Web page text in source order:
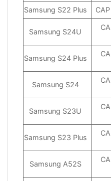
Samsung S22 Plus
Samsung S24U
Samsung S24 Plus
Samsung S24
Samsung S23U
Samsung S23 Plus
Samsung A52S